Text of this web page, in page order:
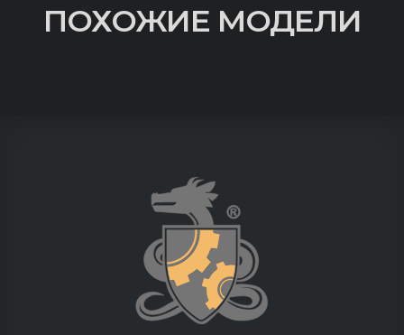
ПОХОЖИЕ МОДЕЛИ